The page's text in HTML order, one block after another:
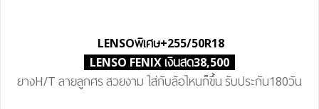
LENSOพิเศษ+255/50R18
LENSO FENIX เงินสด38,500
ยางH/T ลายลูกศร สวยงาม ใส่กับล้อไหนก็ขึ้น รับประกัน180วัน